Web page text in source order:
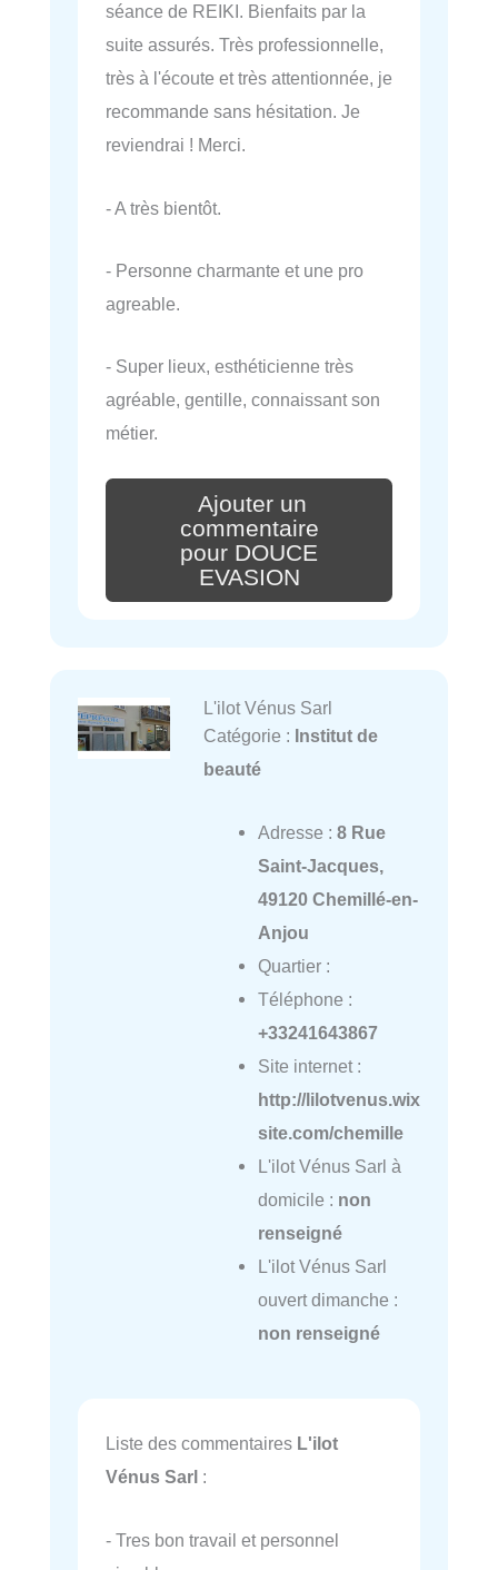
séance de REIKI. Bienfaits par la
suite assurés. Très professionnelle,
très à l'écoute et très attentionnée, je
recommande sans hésitation. Je
reviendrai ! Merci.
- A très bientôt.
- Personne charmante et une pro
agreable.
- Super lieux, esthéticienne très
agréable, gentille, connaissant son
métier.
Ajouter un
commentaire
pour DOUCE
EVASION
L'ilot Vénus Sarl
Catégorie : Institut de
beauté
Adresse : 8 Rue
Saint-Jacques,
49120 Chemillé-en-
Anjou
Quartier :
Téléphone :
+33241643867
Site internet :
http://lilotvenus.wix
site.com/chemille
L'ilot Vénus Sarl à
domicile : non
renseigné
L'ilot Vénus Sarl
ouvert dimanche :
non renseigné
Liste des commentaires L'ilot
Vénus Sarl :
- Tres bon travail et personnel